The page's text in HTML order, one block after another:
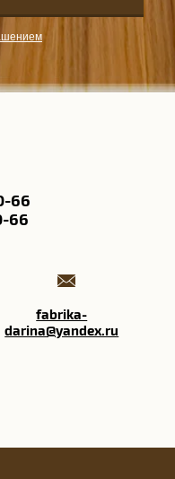
66
66
fabrika-
darina@yandex.ru